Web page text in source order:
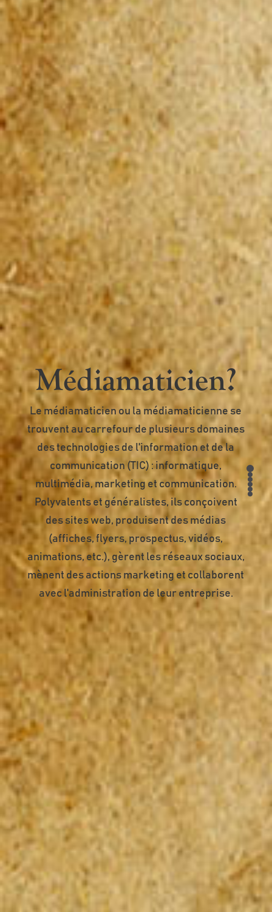
Médiamaticien?
Le médiamaticien ou la médiamaticienne se
trouvent au carrefour de plusieurs domaines
des technologies de l'information et de la
communication (TIC) : informatique,
multimédia, marketing et communication.
Polyvalents et généralistes, ils conçoivent
des sites web, produisent des médias
(affiches, flyers, prospectus, vidéos,
animations, etc.), gèrent les réseaux sociaux,
mènent des actions marketing et collaborent
avec l'administration de leur entreprise.